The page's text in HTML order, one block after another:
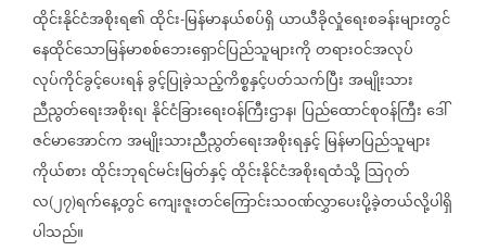
ထိုင်းနိုင်ငံအစိုးရ၏ထိုင်း-မြန်မာနယ်စပ်ရှိယာယီခိုလှုံရေးစခန်းများတွင်
နေထိုင်သောမြန်မာစစ်ဘေးရှောင်ပြည်သူများကိုတရားဝင်အလုပ်
လုပ်ကိုင်ခွင့်ပေးရန်ခွင့်ပြုခဲ့သည့်ကိစ္စနှင့်ပတ်သက်ပြီးအမျိုးသား
ညီညွတ်ရေးအစိုးရ၊နိုင်ငံခြားရေးဝန်ကြီးဌာန၊ ပြည်ထောင်စုဝန်ကြီးဒေါ်
ဇင်မာအောင်ကအမျိုးသားညီညွတ်ရေးအစိုးရနှင့်မြန်မာပြည်သူများ
ကိုယ်စားထိုင်းဘုရင်မင်းမြတ်နှင့်ထိုင်းနိုင်ငံအစိုးရထံသို့သြဂုတ်
လ(၂၇)ရက်နေ့တွင်ကျေးဇူးတင်ကြောင်းသဝဏ်လွှာပေးပို့ခဲ့တယ်လို့ပါရှိ
ပါသည်။